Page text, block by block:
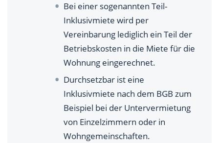
Bei einer sogenannten Teil-
Inklusivmiete wird per
Vereinbarung lediglich ein Teil der
Betriebskosten in die Miete für die
Wohnung eingerechnet.
Durchsetzbar ist eine
Inklusivmiete nach dem BGB zum
Beispiel bei der Untervermietung
von Einzelzimmern oder in
Wohngemeinschaften.